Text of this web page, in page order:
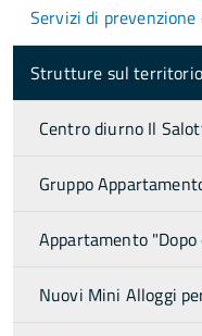
Servizi di
Strutture sul territorio
Centro diurno Il
Gruppo
Appartamento "Dopo
Nuovi Mini Alloggi